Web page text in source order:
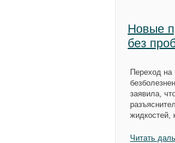
Новые
без
Переход на
заявила,
жидкостей,
Читать